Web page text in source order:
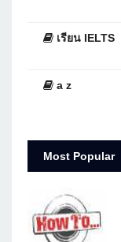
เรียน IELTS
a z
Most Popular